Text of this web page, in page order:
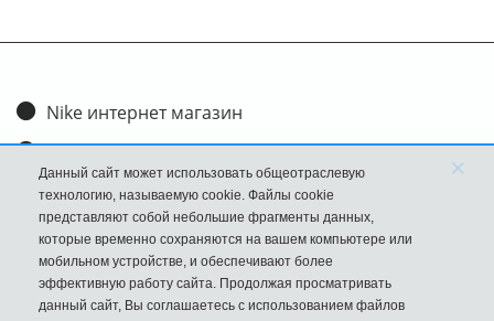
Nike интернет магазин
Доставка и оплата
Обмен и возврат
Размеры
FAQ
Новости
Данный сайт может использовать общеотраслевую
технологию, называемую cookie. Файлы cookie
представляют собой небольшие фрагменты данных,
которые временно сохраняются на вашем компьютере или
мобильном устройстве, и обеспечивают более
эффективную работу сайта. Продолжая просматривать
данный сайт, Вы соглашаетесь с использованием файлов
×